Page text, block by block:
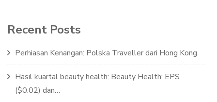
Recent Posts
Perhiasan Kenangan: Polska Traveller dari Hong Kong
Hasil kuartal beauty health: Beauty Health: EPS
($0.02) dan…